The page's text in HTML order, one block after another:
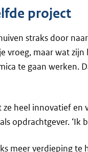
project
straks door
vroeg, maar wat
te gaan werken.
heel innovatief en
opdrachtgever.
meer verdieping